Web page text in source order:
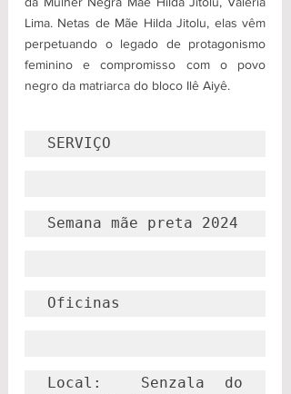
Lima. Netas de Mãe Hilda Jitolu, elas vêm
perpetuando o legado de protagonismo
feminino e compromisso com o povo
negro da matriarca do bloco Ilê Aiyê.
SERVIÇO
Semana mãe preta 2024
Oficinas
Local:  Senzala do